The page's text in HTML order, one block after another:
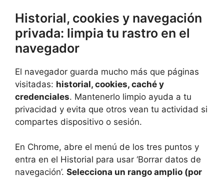
Historial, cookies y navegación
privada: limpia tu rastro en el
navegador
El navegador guarda mucho más que páginas
visitadas: historial, cookies, caché y
credenciales. Mantenerlo limpio ayuda a tu
privacidad y evita que otros vean tu actividad si
compartes dispositivo o sesión.
En Chrome, abre el menú de los tres puntos y
entra en el Historial para usar ‘Borrar datos de
navegación’. Selecciona un rango amplio (por